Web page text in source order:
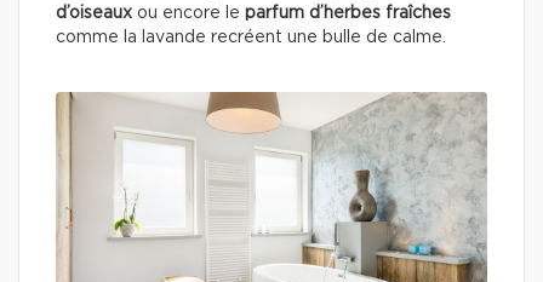
d’oiseaux ou encore le parfum d’herbes fraîches
comme la lavande recréent une bulle de calme.